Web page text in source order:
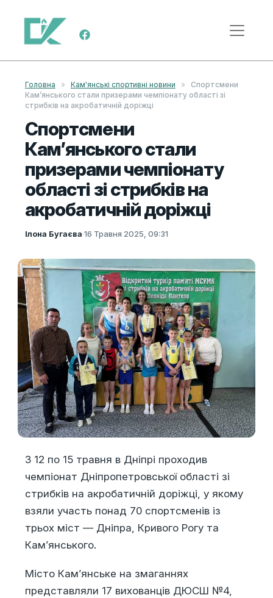
Skip to content
Main Navigation
Головна » Кам'янські спортивні новини »
Спортсмени
Кам’янського стали призерами чемпіонату області зі
стрибків на акробатичній доріжці
Спортсмени
Кам’янського стали
призерами чемпіонату
області зі стрибків на
акробатичній доріжці
Ілона Бугаєва·16 Травня 2025, 09:31
З 12 по 15 травня в Дніпрі проходив
чемпіонат Дніпропетровської області зі
стрибків на акробатичній доріжці, у якому
взяли участь понад 70 спортсменів із
трьох міст — Дніпра, Кривого Рогу та
Кам’янського.
Місто Кам’янське на змаганнях
представляли 17 вихованців ДЮСШ №4,